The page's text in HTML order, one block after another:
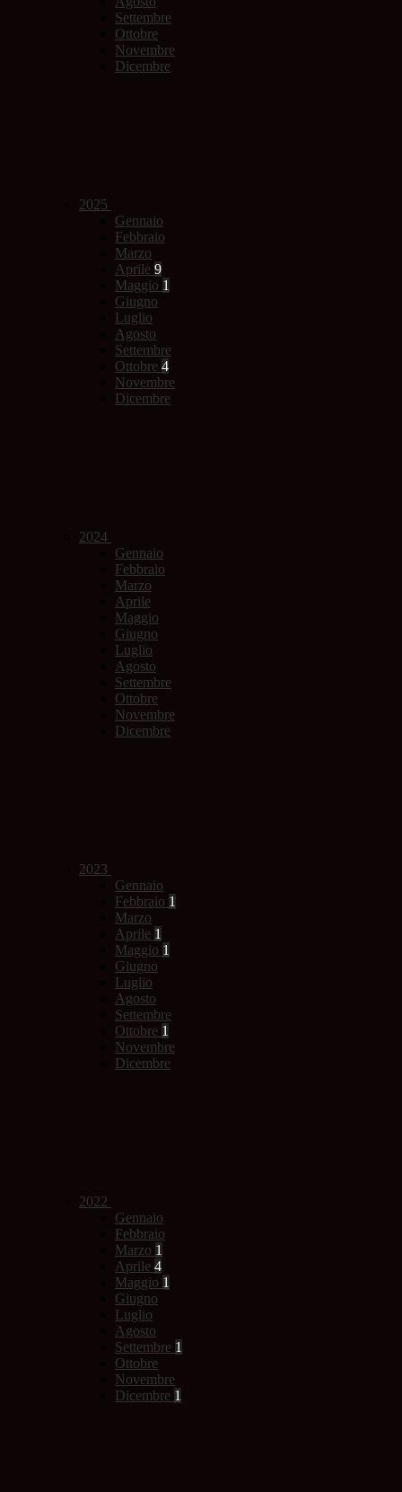
Settembre
Ottobre
Novembre
Dicembre
2025
Gennaio
Febbraio
Marzo
Aprile 9
Maggio 1
Giugno
Luglio
Agosto
Settembre
Ottobre 4
Novembre
Dicembre
2024
Gennaio
Febbraio
Marzo
Aprile
Maggio
Giugno
Luglio
Agosto
Settembre
Ottobre
Novembre
Dicembre
2023
Gennaio
Febbraio 1
Marzo
Aprile 1
Maggio 1
Giugno
Luglio
Agosto
Settembre
Ottobre 1
Novembre
Dicembre
2022
Gennaio
Febbraio
Marzo 1
Aprile 4
Maggio 1
Giugno
Luglio
Agosto
Settembre 1
Ottobre
Novembre
Dicembre 1